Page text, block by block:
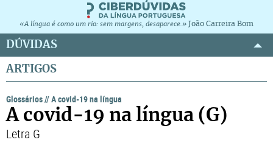
«A língua é como um rio: sem margens, desaparece.» João Carreira Bom
DÚVIDAS
ARTIGOS
Glossários//A covid-19 na língua
A covid-19 na língua (G)
Letra G